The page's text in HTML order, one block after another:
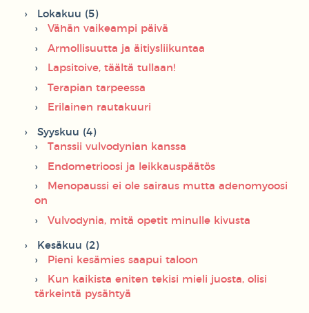
Lokakuu (5)
Vähän vaikeampi päivä
Armollisuutta ja äitiysliikuntaa
Lapsitoive, täältä tullaan!
Terapian tarpeessa
Erilainen rautakuuri
Syyskuu (4)
Tanssii vulvodynian kanssa
Endometrioosi ja leikkauspäätös
Menopaussi ei ole sairaus mutta adenomyoosi
on
Vulvodynia, mitä opetit minulle kivusta
Kesäkuu (2)
Pieni kesämies saapui taloon
Kun kaikista eniten tekisi mieli juosta, olisi
tärkeintä pysähtyä